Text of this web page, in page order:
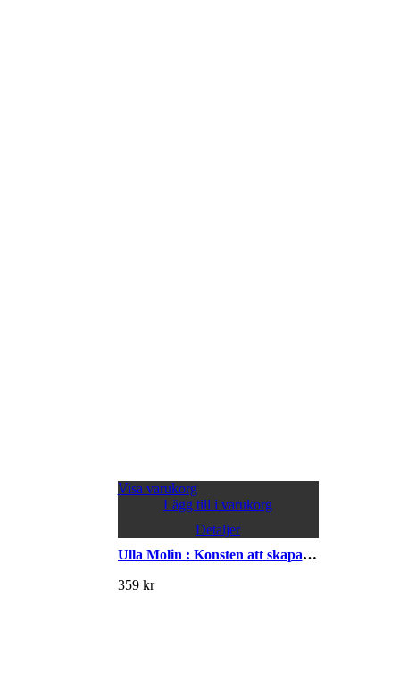
Visa varukorg
Lägg till i varukorg
Detaljer
Ulla Molin : Konsten att skapa den tidlösa trädgården
359 kr